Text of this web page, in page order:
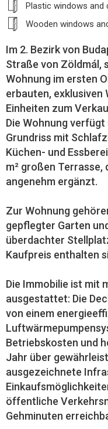
Plastic windows and
Wooden windows
Im 2. Bezirk von
Straße von Zöldmál,
Wohnung im ersten
erbauten, exklusiven
Einheiten zum
Die Wohnung
Grundriss mit
Küchen- und
m² großen Terrasse,
angenehm ergänzt.
Zur Wohnung
gepflegter Garten
überdachter
Kaufpreis enthalten
Die Immobilie ist mit
ausgestattet: Die
von einem
Betriebskosten und
Jahr über
ausgezeichnete
öffentliche
Gehminuten